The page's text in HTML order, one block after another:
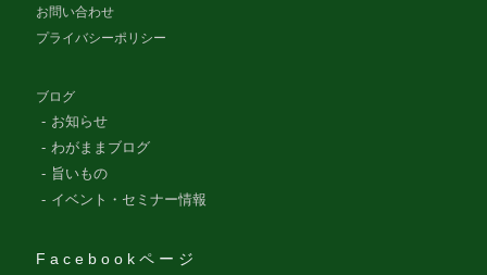
お問い合わせ
プライバシーポリシー
ブログ
お知らせ
わがままブログ
旨いもの
イベント・セミナー情報
Facebookページ